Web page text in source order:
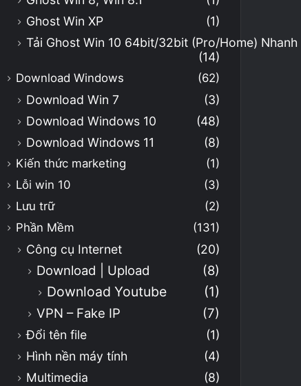
Ghost Win XP
(1)
Tải Ghost Win 10 64bit/32bit (Pro/Home)
(14)
Download Windows (62)
Download Win 7
(3)
Download Windows 10
(48)
Download Windows 11
(8)
Kiến thức marketing
(1)
Lỗi win 10
(3)
Lưu trữ
(2)
Phần Mềm
(131)
Công cụ Internet (20)
Download | Upload (8)
Download Youtube (1)
VPN – Fake IP (7)
Đổi tên file
(1)
Hình nền máy tính
(4)
Multimedia
(8)